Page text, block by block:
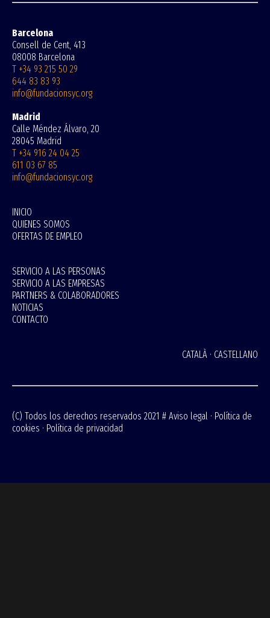
Barcelona
Consell de Cent, 413
08008 Barcelona
T +34 93 215 50 29
644 83 83 93
info@fundacionsyc.org
Madrid
Calle Méndez Álvaro, 20
28045 Madrid
T +34 916 24 04 25
611 03 67 85
info@fundacionsyc.org
INICIO
QUIENES SOMOS
OFERTAS DE EMPLEO
SERVICIO A LAS PERSONAS
SERVICIO A LAS EMPRESAS
PARTNERS & COLABORADORES
NOTICIAS
CONTACTO
CATALÀ · CASTELLANO
(C) Todos los derechos reservados 2021 # Aviso legal · Política de
cookies · Política de privacidad